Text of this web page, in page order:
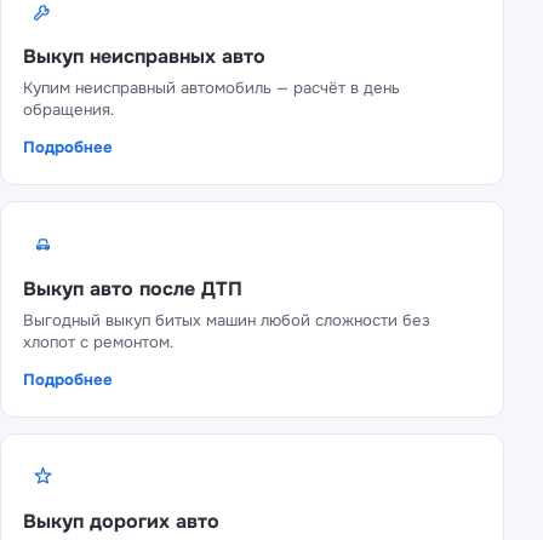
Выкуп неисправных авто
Купим неисправный автомобиль — расчёт в день
обращения.
Подробнее
Выкуп авто после ДТП
Выгодный выкуп битых машин любой сложности без
хлопот с ремонтом.
Подробнее
Выкуп дорогих авто